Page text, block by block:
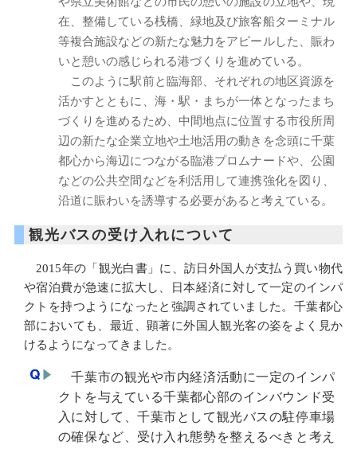
在、整備している桟橋、緑地及び旅客船ターミナル
等複合施設などの新たな魅力をアピールした、賑わ
いと憩いの感じられる港づくりを進めている。
このように駅前と臨海部、それぞれの地区資源を
活かすとともに、海・駅・まちが一体となったまち
づくりを進めるため、中間地点に位置する市役所周
辺の新たな企業立地や土地活用の動きを念頭に千葉
都心から海辺につながる臨港プロムナードや、公園
などの公共空間などを利活用して連携強化を図り、
沿道に賑わいを誘導する必要があると考えている。
観光バスの受け入れについて
2015年の「観光白書」に、訪日外国人が支払う買い物代
や宿泊費が急速に拡大し、日本経済に対して一定のインパ
クトを持つようになったと強調されていました。千葉都心
部においても、最近、顕著に外国人観光客の姿をよく見か
けるようになってきました。
千葉市の観光や市内経済活動に一定のインパ
クトを与えている千葉都心部のインバウンド受
入に対して、千葉市として観光バスの駐停車場
の確保など、受け入れ態勢を整えるべきと考え